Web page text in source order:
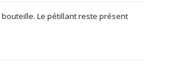
Le pétillant reste présent